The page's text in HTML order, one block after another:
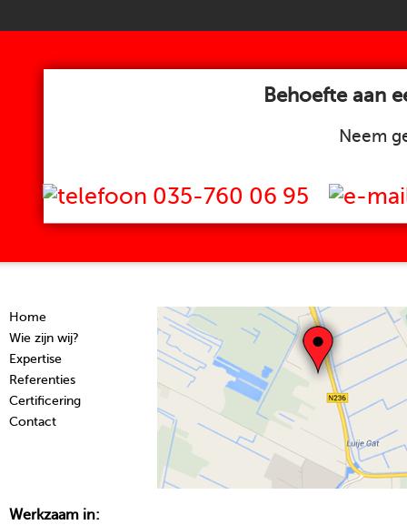
Behoefte aan
Neem
035-760 06 95
Home
Wie zijn wij?
Expertise
Referenties
Certificering
Contact
Werkzaam in: